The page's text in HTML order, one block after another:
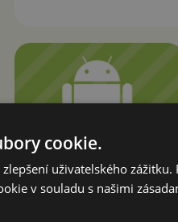
cookie.
uživatelského zážitku.
v souladu s našimi